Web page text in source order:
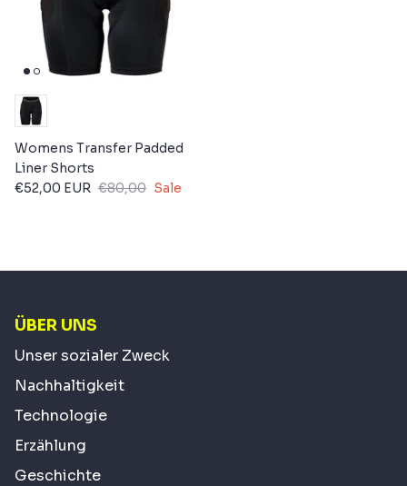
Womens Transfer Padded
Liner Shorts
€52,00 EUR €80,00 Sale
ÜBER UNS
Unser sozialer Zweck
Nachhaltigkeit
Technologie
Erzählung
Geschichte